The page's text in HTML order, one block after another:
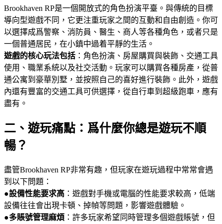
Brookhaven RP是一個開放式的角色扮演平臺。與傳統的目標
導向型遊戲不同，它更注重玩家之間的互動和自由創造。你可
以選擇成爲警察、消防員、醫生、商人等各種角色，或者只是
一個普通居民，在小鎮中過着平靜的生活。
遊戲的核心玩法包括 ：角色扮演、房屋購買與裝飾、交通工具
使用、職業系統以及社交活動。玩家可以購買各種房產，從普
通公寓到豪華別墅，並按照自己的喜好進行裝飾。此外，遊戲
內還有豐富的交通工具可供選擇，從自行車到超級跑車，應有
盡有。
二、遊玩痛點：爲什麼你總是遊玩不順
暢？
盡管Brookhaven RP非常有趣，但玩家在遊玩過程中常常會遇
到以下問題：
●設備性能要求高 ：遊戲對手機或電腦的性能要求較高，低端
設備往往會出現卡頓、掉幀等問題，影響遊戲體驗。
●多賬號管理麻煩 ：許多玩家希望同時管理多個遊戲賬號，但